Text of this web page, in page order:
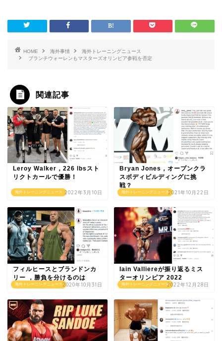
HOME 海外事情
海外トレーニングニュース
ブランチウォーレンもマスターズオリンピア参戦を否定
関連記事
海外トレーニングニュース
Leroy Walker，226 lbsスト
リクトカールで優勝！
2022年3月10日 海外トレーニングニュース
Bryan Jones，オープンクラ
スボディビルディングに挑
戦？
2021年10月22日
海外トレーニングニュース
フィルヒースとブランドンカ
リー ，勝負を分けるのは
2020年10月31日 海外トレーニングニュース
Iain Valliereが振り返るミス
ターオリンピア 2022
2022年12月28日